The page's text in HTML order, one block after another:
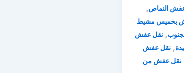
النماص,
بخميس مشيط
, نقل عفش
, نقل عفش
نقل عفش من